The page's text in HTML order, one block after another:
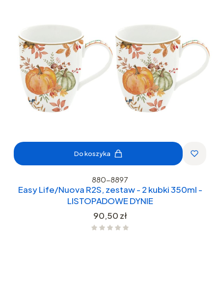
Do koszyka
880-8897
Easy Life/Nuova R2S, zestaw - 2 kubki 350ml -
LISTOPADOWE DYNIE
Cena
90,50 zł